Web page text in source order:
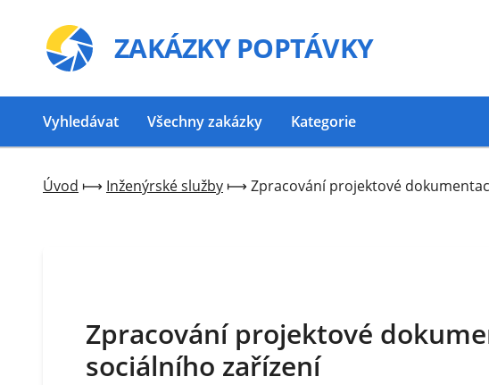
ZAKÁZKY POPTÁVKY
Vyhledávat Všechny zakázky Kategorie
Úvod ⟼ Inženýrské služby ⟼ Zpracování projektové
Zpracování projektové
sociálního zařízení